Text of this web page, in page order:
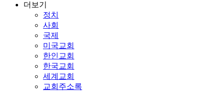
더보기
정치
사회
국제
미국교회
한인교회
한국교회
세계교회
교회주소록